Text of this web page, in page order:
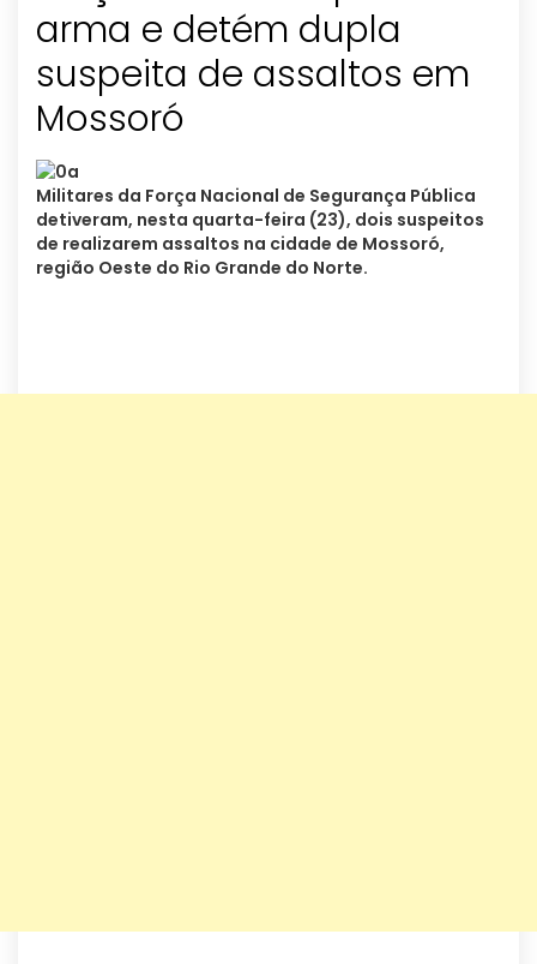
arma e detém dupla
suspeita de assaltos em
Mossoró
Militares da Força Nacional de Segurança Pública
detiveram, nesta quarta-feira (23), dois suspeitos
de realizarem assaltos na cidade de Mossoró,
região Oeste do Rio Grande do Norte.